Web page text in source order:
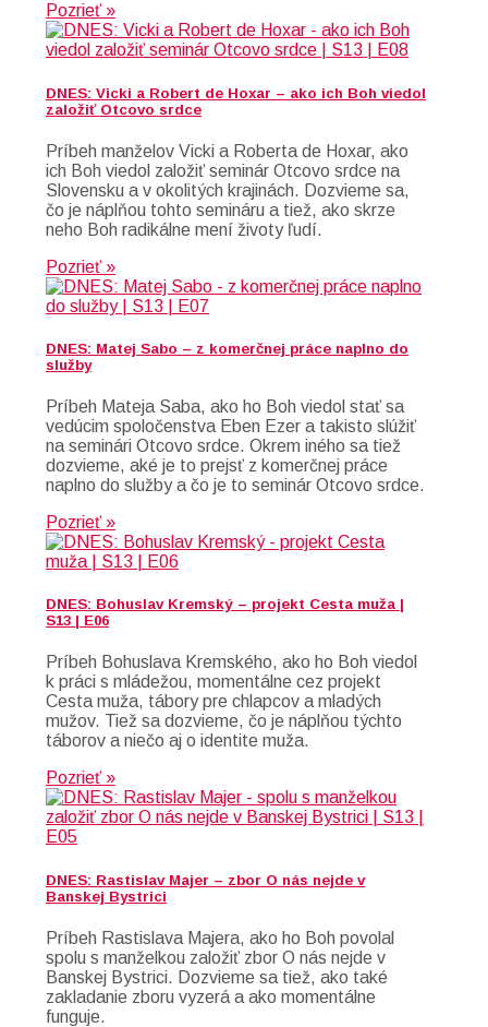
Pozrieť »
DNES: Vicki a Robert de Hoxar – ako ich Boh viedol
založiť Otcovo srdce
Príbeh manželov Vicki a Roberta de Hoxar, ako
ich Boh viedol založiť seminár Otcovo srdce na
Slovensku a v okolitých krajinách. Dozvieme sa,
čo je náplňou tohto semináru a tiež, ako skrze
neho Boh radikálne mení životy ľudí.
Pozrieť »
DNES: Matej Sabo – z komerčnej práce naplno do
služby
Príbeh Mateja Saba, ako ho Boh viedol stať sa
vedúcim spoločenstva Eben Ezer a takisto slúžiť
na seminári Otcovo srdce. Okrem iného sa tiež
dozvieme, aké je to prejsť z komerčnej práce
naplno do služby a čo je to seminár Otcovo srdce.
Pozrieť »
DNES: Bohuslav Kremský – projekt Cesta muža |
S13 | E06
Príbeh Bohuslava Kremského, ako ho Boh viedol
k práci s mládežou, momentálne cez projekt
Cesta muža, tábory pre chlapcov a mladých
mužov. Tiež sa dozvieme, čo je náplňou týchto
táborov a niečo aj o identite muža.
Pozrieť »
DNES: Rastislav Majer – zbor O nás nejde v
Banskej Bystrici
Príbeh Rastislava Majera, ako ho Boh povolal
spolu s manželkou založiť zbor O nás nejde v
Banskej Bystrici. Dozvieme sa tiež, ako také
zakladanie zboru vyzerá a ako momentálne
funguje.